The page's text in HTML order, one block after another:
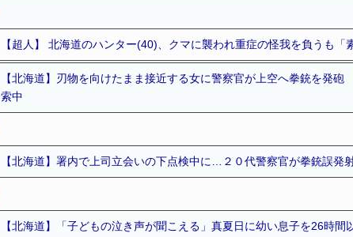
【超人】 北海道のハンター(40)、クマに襲われ重症の怪我を負うも
【北海道】刃物を向けたまま接近する女に警察官が上空へ拳銃を
索中
【北海道】署内で上司立会いの下点検中に…２０代警察官が拳銃誤
【北海道】「子どもの泣き声が聞こえる」真夏日に幼い息子を26